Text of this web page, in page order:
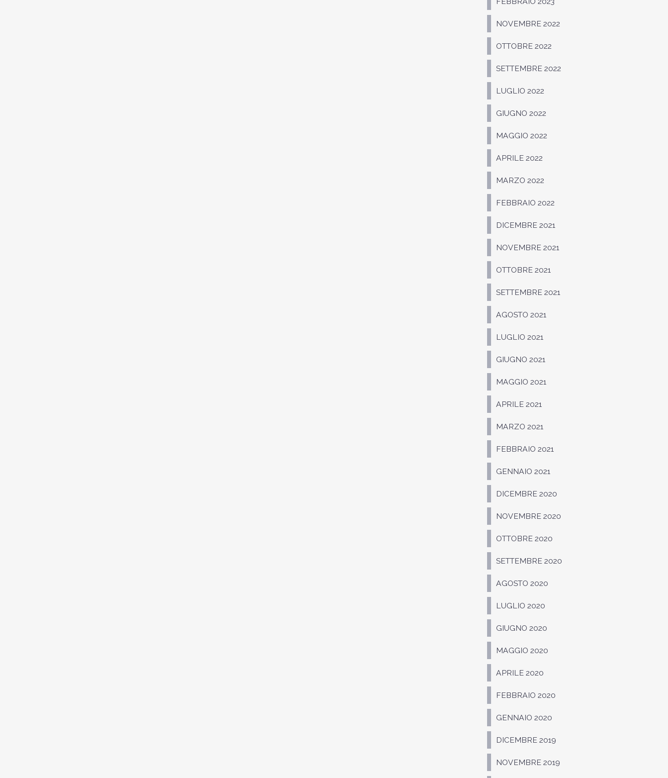
NOVEMBRE 2022
OTTOBRE 2022
SETTEMBRE 2022
LUGLIO 2022
GIUGNO 2022
MAGGIO 2022
APRILE 2022
MARZO 2022
FEBBRAIO 2022
DICEMBRE 2021
NOVEMBRE 2021
OTTOBRE 2021
SETTEMBRE 2021
AGOSTO 2021
LUGLIO 2021
GIUGNO 2021
MAGGIO 2021
APRILE 2021
MARZO 2021
FEBBRAIO 2021
GENNAIO 2021
DICEMBRE 2020
NOVEMBRE 2020
OTTOBRE 2020
SETTEMBRE 2020
AGOSTO 2020
LUGLIO 2020
GIUGNO 2020
MAGGIO 2020
APRILE 2020
FEBBRAIO 2020
GENNAIO 2020
DICEMBRE 2019
NOVEMBRE 2019